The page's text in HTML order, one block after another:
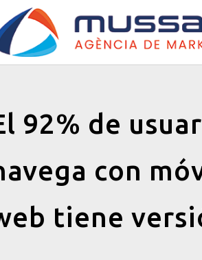
92% de
con
tiene